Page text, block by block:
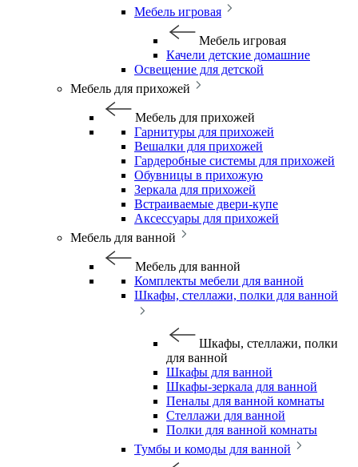
Мебель игровая
Мебель игровая
Качели детские домашние
Освещение для детской
Мебель для прихожей
Мебель для прихожей
Гарнитуры для прихожей
Вешалки для прихожей
Гардеробные системы для прихожей
Обувницы в прихожую
Зеркала для прихожей
Встраиваемые двери-купе
Аксессуары для прихожей
Мебель для ванной
Мебель для ванной
Комплекты мебели для ванной
Шкафы, стеллажи, полки для ванной
Шкафы, стеллажи, полки
для ванной
Шкафы для ванной
Шкафы-зеркала для ванной
Пеналы для ванной комнаты
Стеллажи для ванной
Полки для ванной комнаты
Тумбы и комоды для ванной